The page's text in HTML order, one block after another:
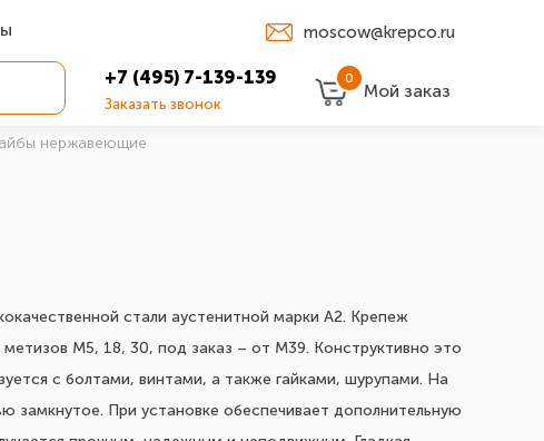
moscow@krepco.ru
+7 (495) 7-139-139
Заказать звонок
0
Мой заказ
нержавеющие
стали аустенитной марки А2. Крепеж
М5, 18, 30, под заказ – от М39. Конструктивно это
с болтами, винтами, а также гайками, шурупами. На
замкнутое. При установке обеспечивает дополнительную